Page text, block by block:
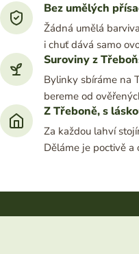
Bez umělých
Žádná umělá
i chuť dává samo
Suroviny z
Bylinky sbíráme na
bereme od
Z Třeboně, s
Za každou lahví
Děláme je poctivě a